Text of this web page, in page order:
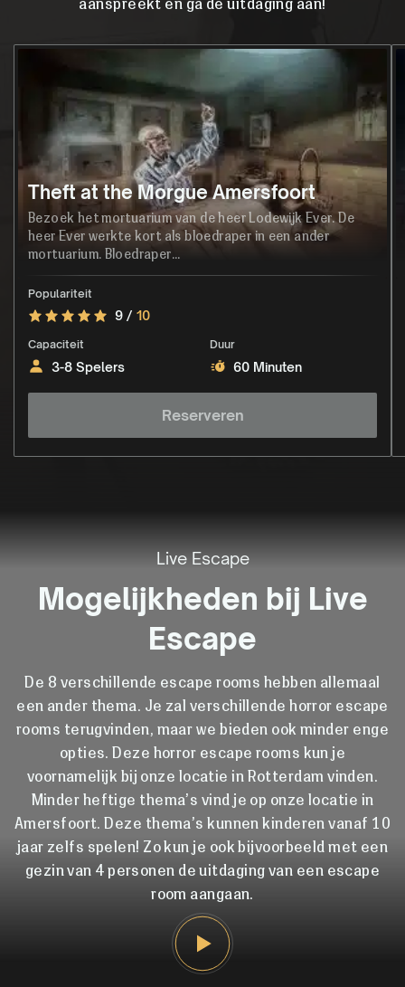
aanspreekt en ga de uitdaging aan!
Theft at the Morgue Amersfoort
Bezoek het mortuarium van de heer Lodewijk Ever. De
heer Ever werkte kort als bloedraper in een ander
mortuarium. Bloedraper...
Populariteit
9 / 10
Capaciteit
3-8 Spelers
Duur
60 Minuten
Reserveren
Live Escape
Mogelijkheden bij Live
Escape
De 8 verschillende escape rooms hebben allemaal
een ander thema. Je zal verschillende horror escape
rooms terugvinden, maar we bieden ook minder enge
opties. Deze horror escape rooms kun je
voornamelijk bij onze locatie in Rotterdam vinden.
Minder heftige thema’s vind je op onze locatie in
Amersfoort. Deze thema’s kunnen kinderen vanaf 10
jaar zelfs spelen! Zo kun je ook bijvoorbeeld met een
gezin van 4 personen de uitdaging van een escape
room aangaan.